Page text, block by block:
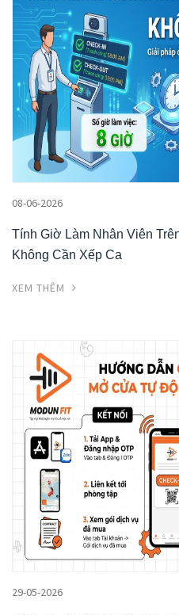
08-06-2026
Tính Giờ Làm Nhân Viên
Không Cần Xếp Ca
XEM THÊM
29-05-2026